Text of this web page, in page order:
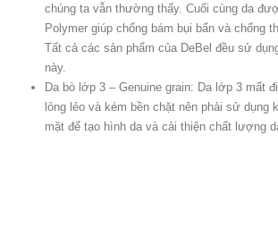
chúng ta vẫn thường thấy. Cuối cùng da
Polymer giúp chống bám bụi bẩn và chống
Tất cả các sản phẩm của DeBel đều sử
này.
Da bò lớp 3 – Genuine grain: Da lớp 3 mất
lỏng lẻo và kém bền chặt nên phải sử dụng
mặt để tạo hình da và cải thiện chất lượng